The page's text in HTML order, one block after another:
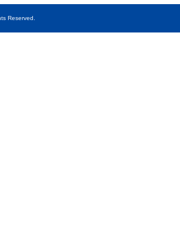
Reserved.